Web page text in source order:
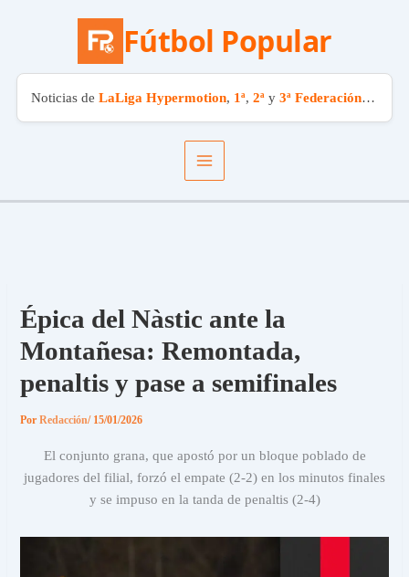
Fútbol Popular
Noticias de LaLiga Hypermotion, 1ª, 2ªy 3ª Federación. El
Épica del Nàstic ante la
Montañesa: Remontada,
penaltis y pase a semifinales
PorRedacción/ 15/01/2026
El conjunto grana, que apostó por un bloque poblado de
jugadores del filial, forzó el empate (2-2) en los minutos finales
y se impuso en la tanda de penaltis (2-4)